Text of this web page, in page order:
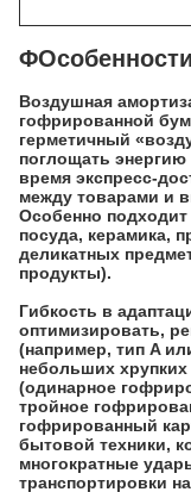
ΦОсобенности
Воздушная
гофрированной
герметичный
поглощать
время экспресс-
между товарами и
Особенно подходит
посуда, керамика,
деликатных
продукты).
Гибкость в
оптимизировать,
(например, тип A
небольших
(одинарное
тройное
гофрированный
бытовой техники,
многократные
транспортировки